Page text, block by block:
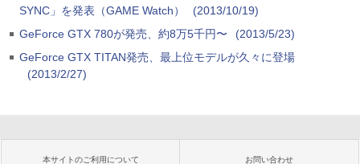
SYNC」を発表（GAME Watch）
(2013/10/19)
GeForce GTX 780が発売、約8万5千円〜
(2013/5/23)
GeForce GTX TITAN発売、最上位モデルが久々に登場
(2013/2/27)
本サイトのご利用について お問い合わせ